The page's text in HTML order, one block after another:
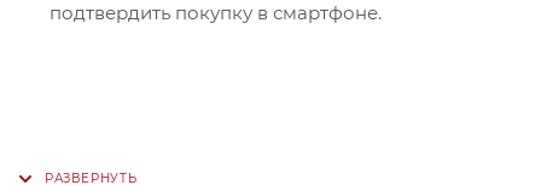
подтвердить покупку в смартфоне.